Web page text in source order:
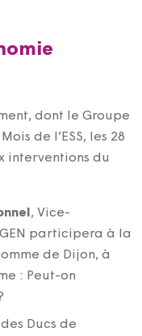
dont le Groupe
de l’ESS, les 28
interventions du
, Vice-
participera à la
de Dijon, à
: Peut-on
Ducs de